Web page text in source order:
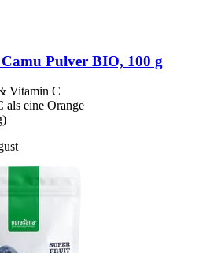
Pulver BIO, 100 g
Vitamin C
als eine Orange